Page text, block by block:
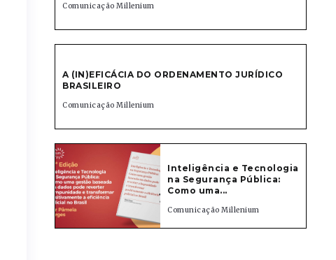
Comunicação Millenium
A (IN)EFICÁCIA DO ORDENAMENTO JURÍDICO
BRASILEIRO
Comunicação Millenium
Inteligência e Tecnologia
na Segurança Pública:
Como uma...
Comunicação Millenium